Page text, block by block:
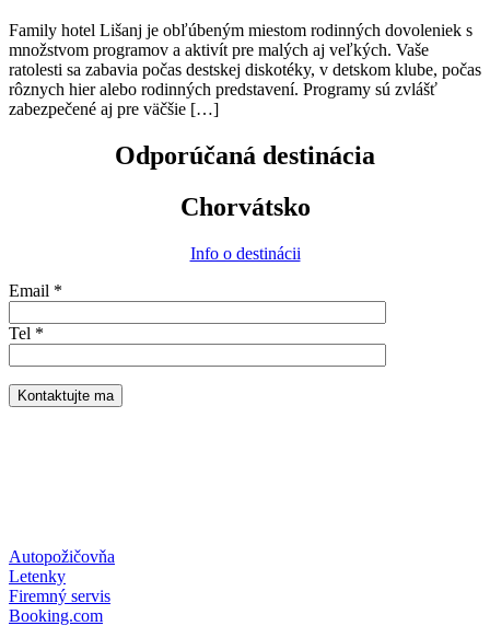
Family hotel Lišanj je obľúbeným miestom rodinných dovoleniek s
množstvom programov a aktivít pre malých aj veľkých. Vaše
ratolesti sa zabavia počas destskej diskotéky, v detskom klube, počas
rôznych hier alebo rodinných predstavení. Programy sú zvlášť
zabezpečené aj pre väčšie […]
Odporúčaná destinácia
Chorvátsko
Info o destinácii
Email *
Tel *
Autopožičovňa
Letenky
Firemný servis
Booking.com